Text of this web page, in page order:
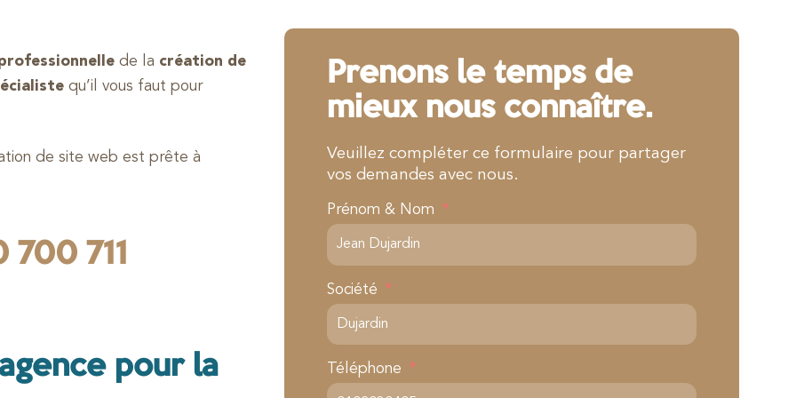
de la création de
qu’il vous faut pour
de site web est prête à
711
pour la
Prenons le temps de
mieux nous connaître.
Veuillez compléter ce formulaire pour partager
vos demandes avec nous.
Prénom & Nom
Société
Téléphone